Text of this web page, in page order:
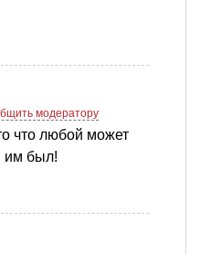
модератору
что любой может
им был!